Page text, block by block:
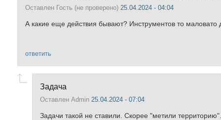
Оставлен Гость (не проверено) 25.04.2024 - 04:04
А какие еще действия бывают? Инструментов то маловато
ответить
Задача
Оставлен Admin 25.04.2024 - 07:04
Задачи такой не ставили. Скорее "метили территорию".